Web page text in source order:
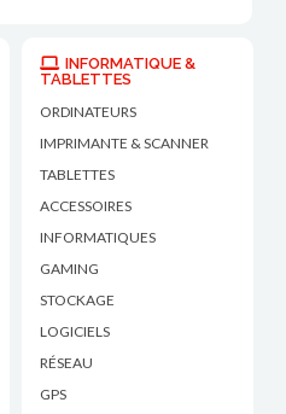
INFORMATIQUE &
TABLETTES
ORDINATEURS
IMPRIMANTE & SCANNER
TABLETTES
ACCESSOIRES
INFORMATIQUES
GAMING
STOCKAGE
LOGICIELS
RÉSEAU
GPS